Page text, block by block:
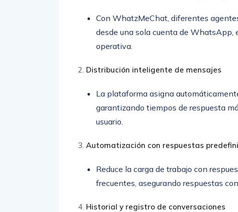
Con WhatzMeChat, diferentes
desde una sola cuenta de
operativa.
Distribución inteligente de mensajes
La plataforma asigna
garantizando tiempos de respuesta
usuario.
Automatización con respuestas
Reduce la carga de trabajo con
frecuentes, asegurando respuestas
Historial y registro de conversaciones